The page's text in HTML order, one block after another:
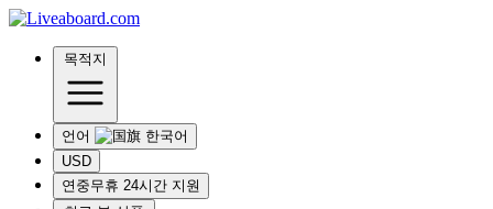
목적지
언어
USD
연중무휴 24시간 지원